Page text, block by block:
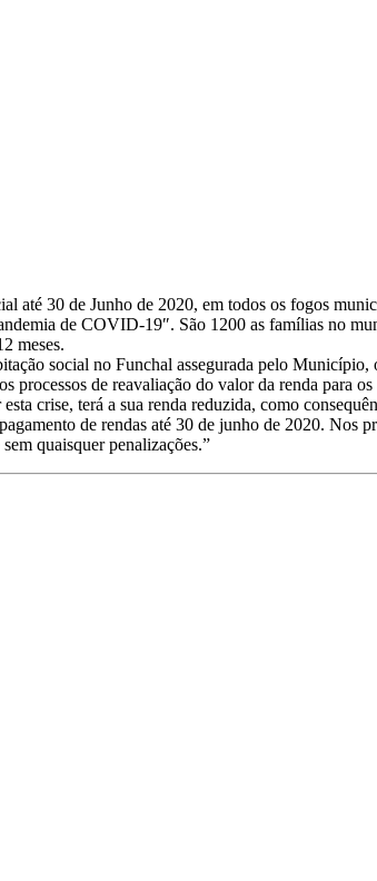
30 de Junho de 2020, em todos os fogos
de COVID-19″. São 1200 as famílias no
meses.
social no Funchal assegurada pelo
de reavaliação do valor da renda para
crise, terá a sua renda reduzida, como
de rendas até 30 de junho de 2020. Nos
quaisquer penalizações.”